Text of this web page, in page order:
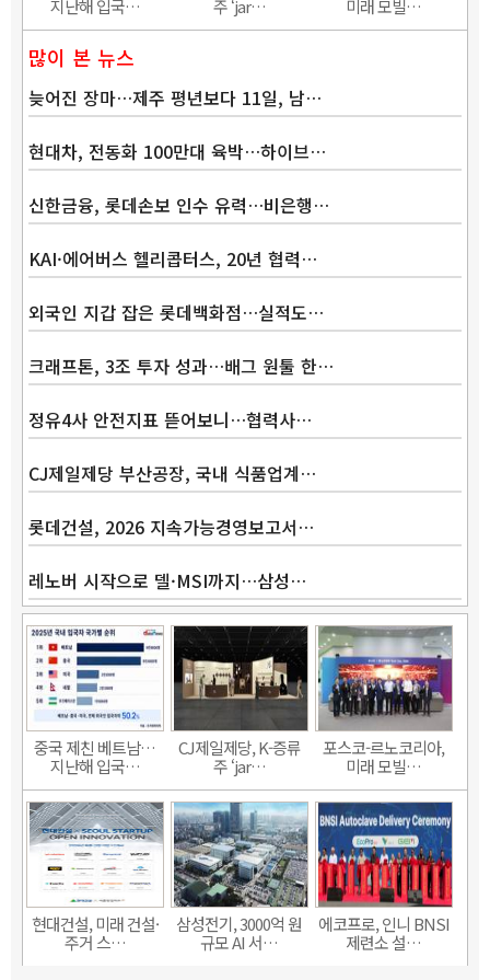
지난해 입국…
주 ‘jar…
미래 모빌…
많이 본 뉴스
늦어진 장마…제주 평년보다 11일, 남…
현대차, 전동화 100만대 육박…하이브…
신한금융, 롯데손보 인수 유력…비은행…
KAI·에어버스 헬리콥터스, 20년 협력…
외국인 지갑 잡은 롯데백화점…실적도…
크래프톤, 3조 투자 성과…배그 원툴 한…
정유4사 안전지표 뜯어보니…협력사…
CJ제일제당 부산공장, 국내 식품업계…
롯데건설, 2026 지속가능경영보고서…
레노버 시작으로 델·MSI까지…삼성…
중국 제친 베트남…
지난해 입국…
CJ제일제당, K-증류
주 ‘jar…
포스코-르노코리아,
미래 모빌…
현대건설, 미래 건설·
주거 스…
삼성전기, 3000억 원
규모 AI 서…
에코프로, 인니 BNSI
제련소 설…